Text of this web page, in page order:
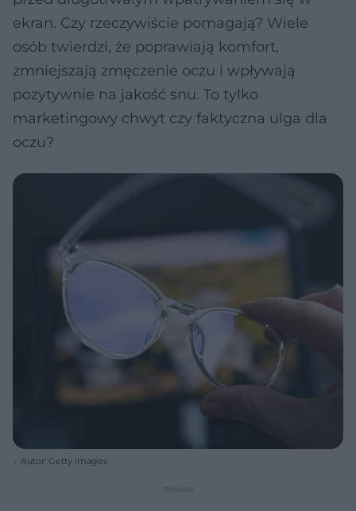
ekran. Czy rzeczywiście pomagają? Wiele
osób twierdzi, że poprawiają komfort,
zmniejszają zmęczenie oczu i wpływają
pozytywnie na jakość snu. To tylko
marketingowy chwyt czy faktyczna ulga dla
oczu?
Autor: Getty Images